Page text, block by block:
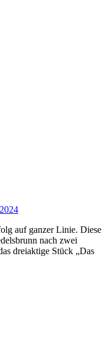
auf ganzer Linie. Diese
nach zwei
dreiaktige Stück „Das